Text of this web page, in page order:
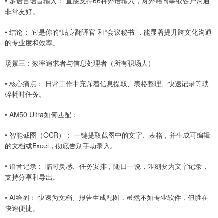
非常友好。
• 结论： 它是你的“贴身翻译官”和“会议秘书”，能显著提升跨文化沟通
的专业度和效率。
场景三：效率追求者与信息处理者（所有职场人）
• 核心痛点： 日常工作中充斥着信息提取、表格整理、快速记录等琐
碎耗时任务。
• AM50 Ultra如何匹配：
◦ 智能截图（OCR）： 一键提取截图中的文字、表格，并生成可编辑
的文档或Excel，彻底告别手动录入。
◦ 语音记录： 临时灵感、任务安排，随口一说，即刻变为文字记录，
支持分享和导出。
◦ AI绘图： 快速为文档、报告生成配图，虽然不如专业软件，但胜在
快速便捷。